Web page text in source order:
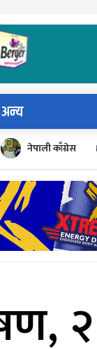
अन्य
नेपाली काँग्रेस